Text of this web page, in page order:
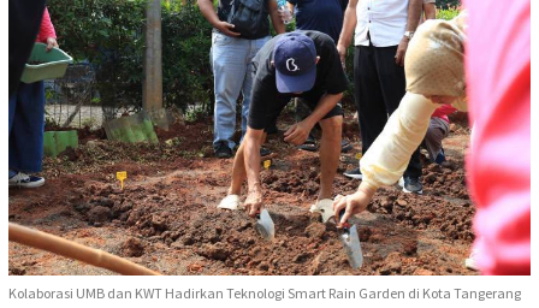
Kolaborasi UMB dan KWT Hadirkan Teknologi Smart Rain Garden di Kota Tangerang